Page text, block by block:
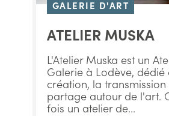
GALERIE D'ART
ATELIER MUSKA
L'Atelier Muska est un
Galerie à Lodève, dédié
création, la transmission
partage autour de l'art.
fois un atelier de...